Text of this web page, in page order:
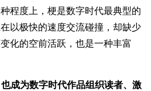
程度上，梗是数字时代最典型的
以极快的速度交流碰撞，却缺少
化的空前活跃，也是一种丰富
成为数字时代作品组织读者、激